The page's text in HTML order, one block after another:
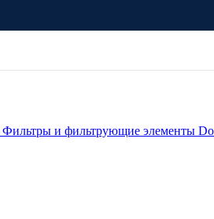
Фильтры и фильтрующие элементы